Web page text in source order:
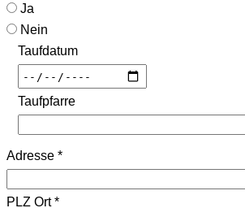
Ja
Nein
Taufdatum
Taufpfarre
Adresse *
PLZ Ort*